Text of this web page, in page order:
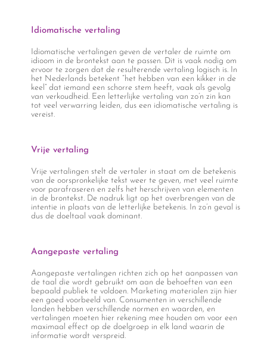
Idiomatische vertaling
Idiomatische vertalingen geven de vertaler de ruimte om
idioom in de brontekst aan te passen. Dit is vaak nodig om
ervoor te zorgen dat de resulterende vertaling logisch is. In
het Nederlands betekent “het hebben van een kikker in de
keel” dat iemand een schorre stem heeft, vaak als gevolg
van verkoudheid. Een letterlijke vertaling van zo’n zin kan
tot veel verwarring leiden, dus een idiomatische vertaling is
vereist.
Vrije vertaling
Vrije vertalingen stelt de vertaler in staat om de betekenis
van de oorspronkelijke tekst weer te geven, met veel ruimte
voor parafraseren en zelfs het herschrijven van elementen
in de brontekst. De nadruk ligt op het overbrengen van de
intentie in plaats van de letterlijke betekenis. In zo’n geval is
dus de doeltaal vaak dominant.
Aangepaste vertaling
Aangepaste vertalingen richten zich op het aanpassen van
de taal die wordt gebruikt om aan de behoeften van een
bepaald publiek te voldoen. Marketing materialen zijn hier
een goed voorbeeld van. Consumenten in verschillende
landen hebben verschillende normen en waarden, en
vertalingen moeten hier rekening mee houden om voor een
maximaal effect op de doelgroep in elk land waarin de
informatie wordt verspreid.